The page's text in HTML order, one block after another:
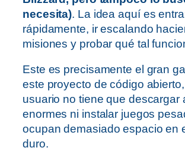
necesita). La idea aquí es
rápidamente, ir escalando
misiones y probar qué tal
Este es precisamente el gran
este proyecto de código
usuario no tiene que descargar
enormes ni instalar juegos
ocupan demasiado espacio en
duro.